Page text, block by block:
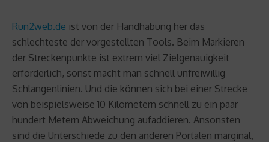
Run2web.de ist von der Handhabung her das
schlechteste der vorgestellten Tools. Beim Markieren
der Streckenpunkte ist extrem viel Zielgenauigkeit
erforderlich, sonst macht man schnell unfreiwillig
Schlangenlinien. Und die können sich bei einer Strecke
von beispielsweise 10 Kilometern schnell zu ein paar
hundert Metern Abweichung aufaddieren. Ansonsten
sind die Unterschiede zu den anderen Portalen marginal,